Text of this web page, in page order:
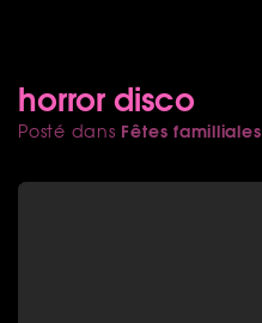
horror disco
Posté dans Fêtes familliales